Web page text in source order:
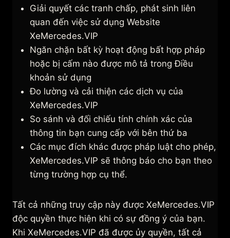
Giải quyết các tranh chấp, phát sinh liên
quan đến việc sử dụng Website
XeMercedes.VIP
Ngăn chặn bất kỳ hoạt động bất hợp pháp
hoặc bị cấm nào được mô tả trong Điều
khoản sử dụng
Đo lường và cải thiện các dịch vụ của
XeMercedes.VIP
So sánh và đối chiếu tính chính xác của
thông tin bạn cung cấp với bên thứ ba
Các mục đích khác được pháp luật cho phép,
XeMercedes.VIP sẽ thông báo cho bạn theo
từng trường hợp cụ thể.
Tất cả những truy cập này được XeMercedes.VIP
độc quyền thực hiện khi có sự đồng ý của bạn.
Khi XeMercedes.VIP đã được ủy quyền, tất cả